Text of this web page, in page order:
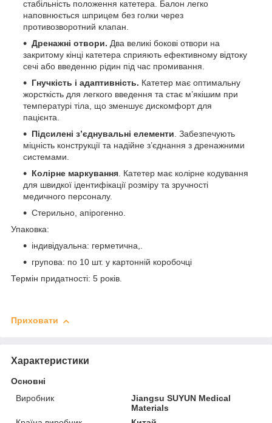
стабільність положення катетера. Балон легко
наповнюється шприцем без голки через
противозворотний клапан.
Дренажні отвори. Два великі бокові отвори на
закритому кінці катетера сприяють ефективному відтоку
сечі або введенню рідин під час промивання.
Гнучкість і адаптивність. Катетер має оптимальну
жорсткість для легкого введення та стає м’якішим при
температурі тіла, що зменшує дискомфорт для
пацієнта.
Підсилені з’єднувальні елементи. Забезпечують
міцність конструкції та надійне з’єднання з дренажними
системами.
Колірне маркування. Катетер має колірне кодування
для швидкої ідентифікації розміру та зручності
медичного персоналу.
Стерильно, апірогенно.
Упаковка:
індивідуальна: герметична,.
групова: по 10 шт. у картонній коробочці
Термін придатності: 5 років.
Приховати
Характеристики
Основні
Виробник
Jiangsu SUYUN Medical
Materials